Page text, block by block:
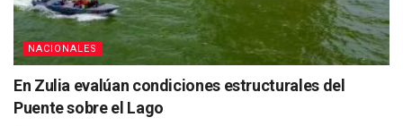
NACIONALES
En Zulia evalúan condiciones estructurales del
Puente sobre el Lago